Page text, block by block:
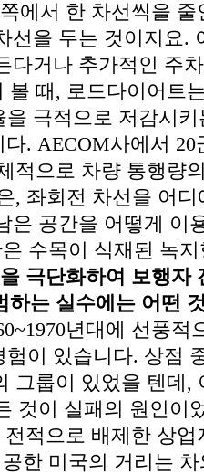
에서 한 차선씩을 줄
선을 두는 것이지요.
다거나 추가적인 주
볼 때 , 로드다이어트
을 극적으로 저감시키
다. AECOM사에서 20
적으로 차량 통행량
, 좌회전 차선을 어
은 공간을 어떻게 이
수목이 식재된 녹
극단화하여 보행자
하는 실수에는 어떤
년대에 선풍적
험이 있습니다. 상점
그룹이 있었을 텐데 ,
것이 실패의 원인이
적으로 배제한 상
한 미국의 거리는